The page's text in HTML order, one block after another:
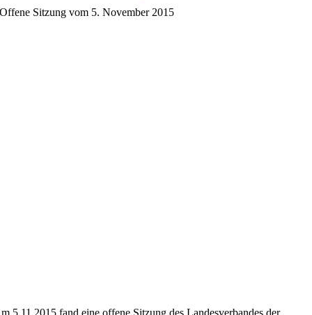
Offene Sitzung vom 5. November 2015
5.11.2015 fand eine offene Sitzung des Landesverbandes der